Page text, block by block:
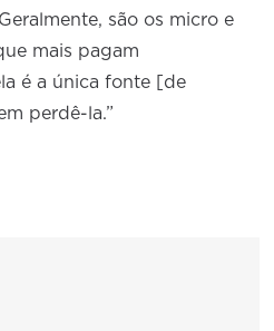
são os micro e
mais pagam
é a única fonte [de
perdê-la.”